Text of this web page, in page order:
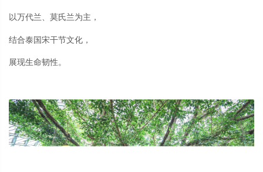
以万代兰、莫氏兰为主，
结合泰国宋干节文化，
展现生命韧性。